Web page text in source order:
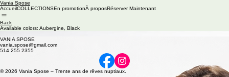
Vania Spose
AccueilCOLLECTIONSEn promotionÀ proposRéserver Maintenant
Back
Available colors: Aubergine, Black
VANIA SPOSE
vania.spose@gmail.com
514 255 2355
© 2026 Vania Spose – Trente ans de rêves nuptiaux.